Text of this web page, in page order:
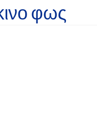
φως